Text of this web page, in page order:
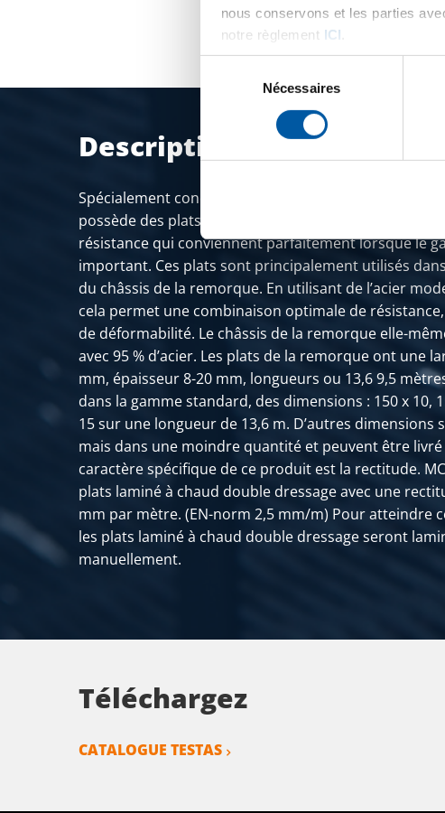
nous conservons et les parties
notre règlement ICI
du
consentement
Nécessaires
Description du produit
Spécialement conçu pour la construction des
possède des plats laminé à chaud double dressage
résistance qui conviennent parfaitement lorsque le
important. Ces plats sont principalement utilisés
du châssis de la remorque. En utilisant de l’acier
cela permet une combinaison optimale de
de déformabilité. Le châssis de la remorque elle-
avec 95 % d’acier. Les plats de la remorque ont une
mm, épaisseur 8-20 mm, longueurs ou 13,6 9,5
dans la gamme standard, des dimensions : 150 x 10,
15 sur une longueur de 13,6 m. D’autres dimensions
mais dans une moindre quantité et peuvent être
caractère spécifique de ce produit est la rectitude.
plats laminé à chaud double dressage avec une
mm par mètre. (EN-norm 2,5 mm/m) Pour atteindre
les plats laminé à chaud double dressage seront
manuellement.
Téléchargez
CATALOGUE TESTAS